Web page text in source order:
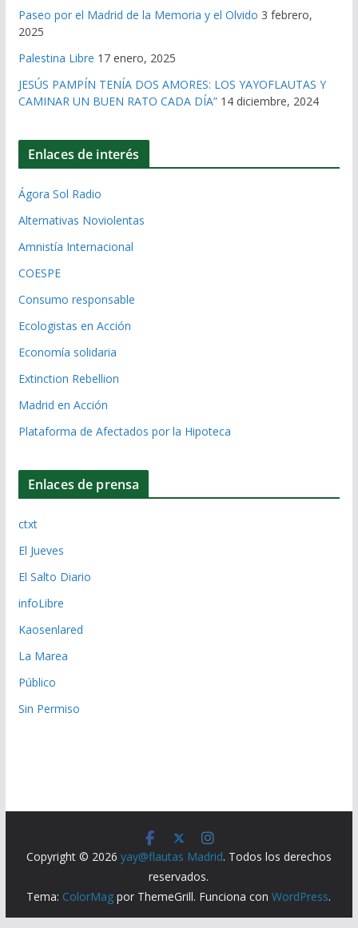
Paseo por el Madrid de la Memoria y el Olvido 3 febrero,
2025
Palestina Libre 17 enero, 2025
JESÚS PAMPÍN TENÍA DOS AMORES: LOS YAYOFLAUTAS Y
CAMINAR UN BUEN RATO CADA DÍA” 14 diciembre, 2024
Enlaces de interés
Ágora Sol Radio
Alternativas Noviolentas
Amnistía Internacional
COESPE
Consumo responsable
Ecologistas en Acción
Economía solidaria
Extinction Rebellion
Madrid en Acción
Plataforma de Afectados por la Hipoteca
Enlaces de prensa
ctxt
El Jueves
El Salto Diario
infoLibre
Kaosenlared
La Marea
Público
Sin Permiso
Copyright © 2026 yay@flautas Madrid. Todos los derechos
reservados.
Tema: ColorMag por ThemeGrill. Funciona conWordPress.